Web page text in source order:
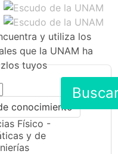
y utiliza los
que la UNAM ha
tuyos
conocimiento
Físico -
y de